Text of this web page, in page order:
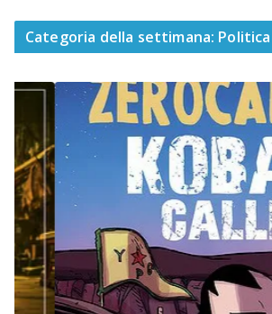
Categoria della settimana: Politica